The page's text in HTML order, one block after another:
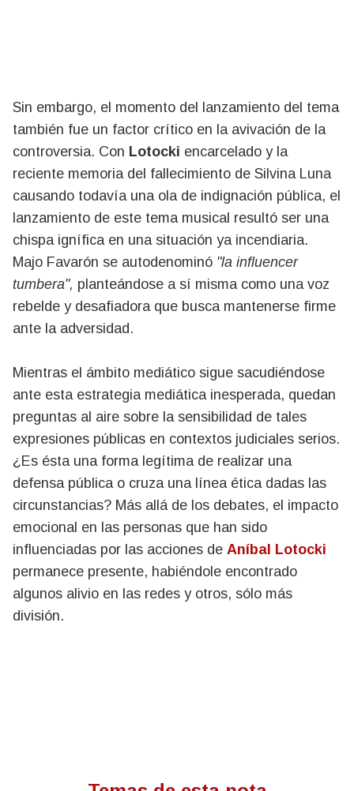
Sin embargo, el momento del lanzamiento del tema
también fue un factor crítico en la avivación de la
controversia. Con Lotocki encarcelado y la
reciente memoria del fallecimiento de Silvina Luna
causando todavía una ola de indignación pública, el
lanzamiento de este tema musical resultó ser una
chispa ignífica en una situación ya incendiaria.
Majo Favarón se autodenominó "la influencer
tumbera", planteándose a sí misma como una voz
rebelde y desafiadora que busca mantenerse firme
ante la adversidad.
Mientras el ámbito mediático sigue sacudiéndose
ante esta estrategia mediática inesperada, quedan
preguntas al aire sobre la sensibilidad de tales
expresiones públicas en contextos judiciales serios.
¿Es ésta una forma legítima de realizar una
defensa pública o cruza una línea ética dadas las
circunstancias? Más allá de los debates, el impacto
emocional en las personas que han sido
influenciadas por las acciones de Aníbal Lotocki
permanece presente, habiéndole encontrado
algunos alivio en las redes y otros, sólo más
división.